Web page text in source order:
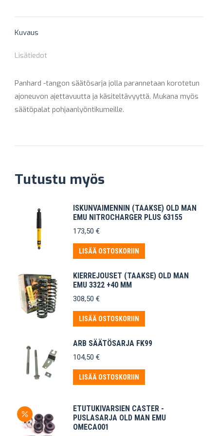
Kuvaus
Lisätiedot
Panhard -tangon säätösarja jolla parannetaan korotetun
ajoneuvon ajettavuutta ja käsiteltävyyttä. Mukana myös
säätöpalat pohjaanlyöntikumeille.
Tutustu myös
ISKUNVAIMENNIN (TAAKSE) OLD MAN
EMU NITROCHARGER PLUS 63155
173,50 €
LISÄÄ OSTOSKORIIN
KIERREJOUSET (TAAKSE) OLD MAN
EMU 3322 +40 MM
308,50 €
LISÄÄ OSTOSKORIIN
ARB SÄÄTÖSARJA FK99
104,50 €
LISÄÄ OSTOSKORIIN
ETUTUKIVARSIEN CASTER -
PUSLASARJA OLD MAN EMU
OMECA001